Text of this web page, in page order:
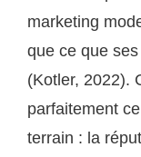
marketing
que ce que
(Kotler, 2022).
parfaitement
terrain : la